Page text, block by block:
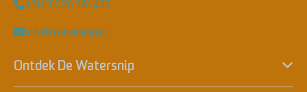
+31 (0)226 381 432
info@watersnip.nl
Ontdek De Watersnip